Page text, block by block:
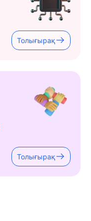
Толығырақ
Толығырақ